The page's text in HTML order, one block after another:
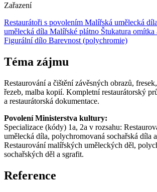
Zařazení
Restaurátoři s povolením Malířská umělecká
umělecká díla Malířské plátno Štukatura omítka
Figurální dílo Barevnost (polychromie)
Téma zájmu
Restaurování a čištění závěsných obrazů,
řezeb, malba kopií. Kompletní restaurátorský
a restaurátorská dokumentace.
Povolení Ministerstva kultury:
Specializace (kódy) 1a, 2a v rozsahu:
umělecká díla, polychromovaná sochařská díla
Restaurování malířských uměleckých děl,
sochařských děl a sgrafit.
Reference